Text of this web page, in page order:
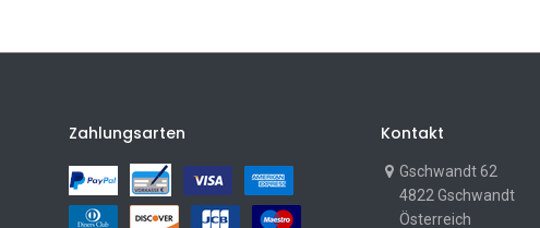
Zahlungsarten Kontakt
Gschwandt 62
4822 Gschwandt
Österreich